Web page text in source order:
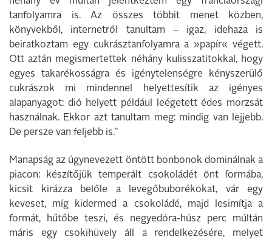
tanfolyamra is. Az összes többit menet közben,
könyvekből, internetről tanultam – igaz, idehaza is
beiratkoztam egy cukrásztanfolyamra a »papír« végett.
Ott aztán megismertettek néhány kulisszatitokkal, hogy
egyes takarékosságra és igénytelenségre kényszerülő
cukrászok mi mindennel helyettesítik az igényes
alapanyagot: dió helyett például leégetett édes morzsát
használnak. Ekkor azt tanultam meg: mindig van lejjebb.
De persze van feljebb is.”
Manapság az úgynevezett öntött bonbonok dominálnak a
piacon: készítőjük temperált csokoládét önt formába,
kicsit kirázza belőle a levegőbuborékokat, vár egy
keveset, míg kidermed a csokoládé, majd lesimítja a
formát, hűtőbe teszi, és negyedóra-húsz perc múltán
máris egy csokihüvely áll a rendelkezésére, melyet